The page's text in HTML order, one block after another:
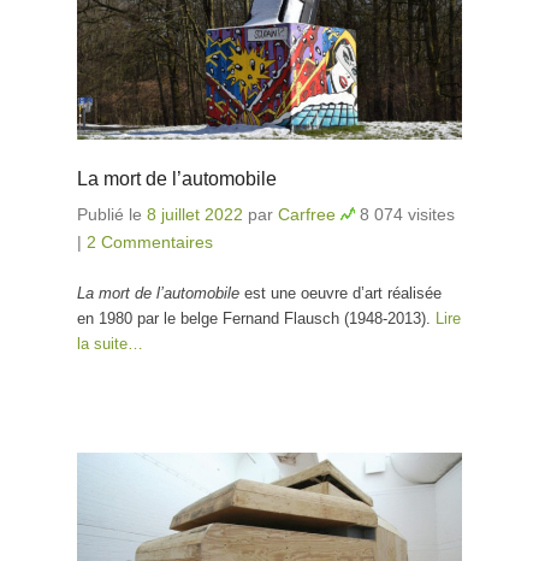
La mort de l’automobile
Publié le 8 juillet 2022 par Carfree
8 074 visites
| 2 Commentaires
La mort de l’automobile est une oeuvre d’art réalisée
en 1980 par le belge Fernand Flausch (1948-2013). Lire
la suite…